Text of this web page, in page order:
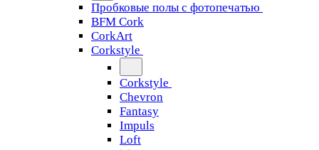
Пробковые полы с фотопечатью
BFM Cork
CorkArt
Corkstyle
Corkstyle
Chevron
Fantasy
Impuls
Loft